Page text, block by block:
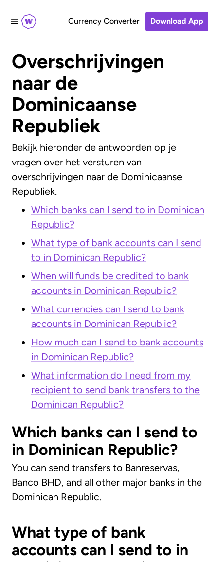
Currency Converter Download App
Overschrijvingen
naar de
Dominicaanse
Republiek
Bekijk hieronder de antwoorden op je
vragen over het versturen van
overschrijvingen naar de Dominicaanse
Republiek.
Which banks can I send to in Dominican
Republic?
What type of bank accounts can I send
to in Dominican Republic?
When will funds be credited to bank
accounts in Dominican Republic?
What currencies can I send to bank
accounts in Dominican Republic?
How much can I send to bank accounts
in Dominican Republic?
What information do I need from my
recipient to send bank transfers to the
Dominican Republic?
Which banks can I send to
in Dominican Republic?
You can send transfers to Banreservas,
Banco BHD, and all other major banks in the
Dominican Republic.
What type of bank
accounts can I send to in